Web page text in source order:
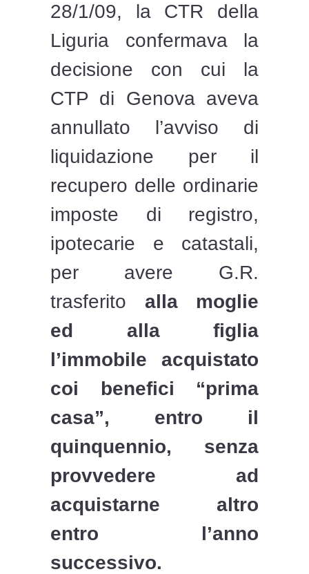
28/1/09, la CTR della
Liguria confermava la
decisione con cui la
CTP di Genova aveva
annullato l’avviso di
liquidazione per il
recupero delle ordinarie
imposte di registro,
ipotecarie e catastali,
per avere G.R.
trasferito alla moglie
ed alla figlia
l’immobile acquistato
coi benefici “prima
casa”, entro il
quinquennio, senza
provvedere ad
acquistarne altro
entro l’anno
successivo.